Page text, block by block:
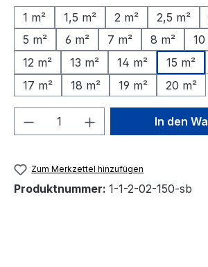
1 m²
1,5 m² 2 m² 2,5 m²
5 m²
6 m² 7 m² 8 m² 10
12 m²
13 m² 14 m² 15 m²
17 m²
18 m² 19 m² 20 m²
Produkt Anzahl: GibIn den
Zum Merkzettel hinzufügen
Produktnummer: 1-1-2-02-150-sb